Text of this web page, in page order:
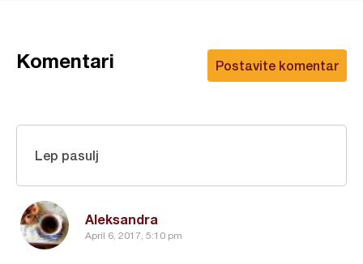
Postavite komentar
Komentari
Aleksandra
April 6, 2017, 5:10 pm
Lep pasulj